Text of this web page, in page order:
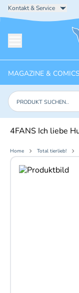
Kontakt & Service
MAGAZINE & COMICS
Produkte suchen
4FANS Ich liebe
Home Total tierlieb!
Aktuelles Bild: 1